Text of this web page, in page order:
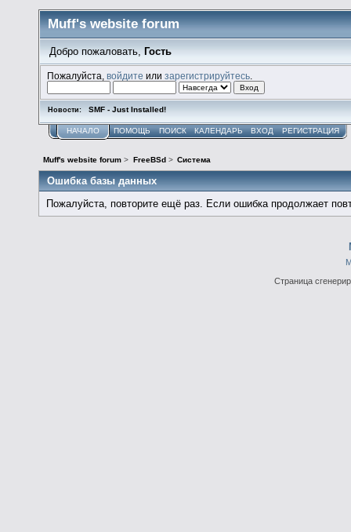
Muff's website forum
Добро пожаловать, Гость
Пожалуйста,войдите илизарегистрируйтесь
Новости: SMF - Just Installed!
НАЧАЛО ПОМОЩЬ ПОИСК КАЛЕНДАРЬ ВХОД РЕГИСТРАЦИЯ
Muff's website forum > FreeBSd > Система
Ошибка базы данных
Пожалуйста, повторите ещё раз. Если ошибка продолжает
Страница